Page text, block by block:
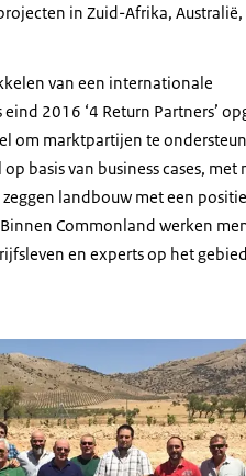
in Zuid-Afrika, Australië,
van een internationale
2016 ‘4 Return Partners’
om marktpartijen te
basis van business cases, met
landbouw met een
Commonland werken
en experts op het